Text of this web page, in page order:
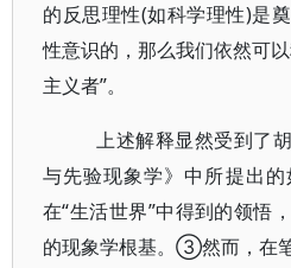
的反思理性(如科学理性)是
性意识的，那么我们依然可
主义者”。
上述解释显然受到了
与先验现象学》中所提出
在“生活世界”中得到的领悟
的现象学根基。③然而，在